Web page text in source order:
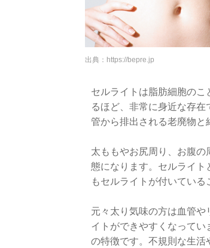
出典： https://bepre.jp
セルライトは脂肪細胞の
るほど、非常に身近な存
管から排出される老廃物と
太ももやお尻周り、お腹
態になります。セルライト
もセルライトが付いている
元々太り気味の方は血管
イトができやすくなってい
の特徴です。不規則な生